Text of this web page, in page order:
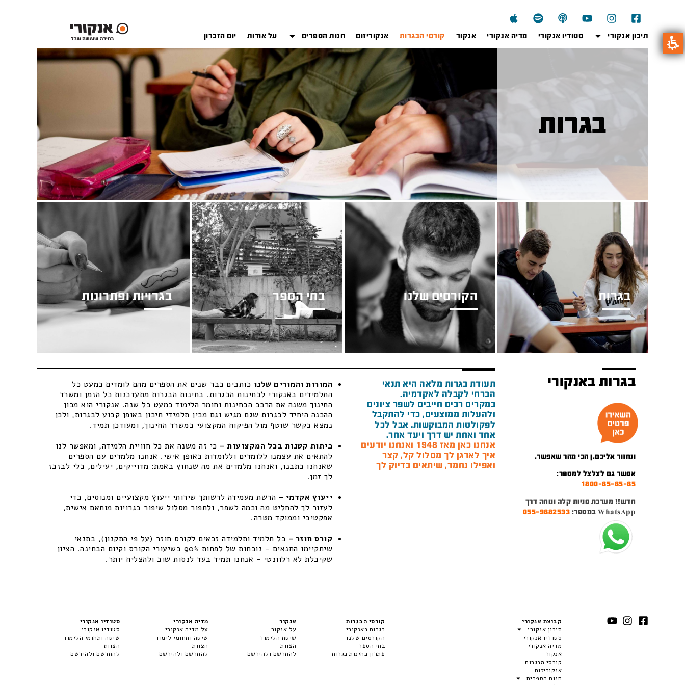
תיכון אנקורי סטודיו אנקורי מדיה אנקורי אנקור קורסי הבגרות אנקוריזום חנות הספרים על אודות יום הזכרון
בגרות
בגרות הקורסים שלנו בתי הספר בגרויות ופתרונות
בגרות באנקורי
ונחזור אליכם.ן הכי מהר שאפשר.
אפשר גם לצלצל למספר:
1800-85-85-85
חדש!! מערכת פניות קלה ונוחה דרך
WhatsApp במספר:
055-9882533
תעודת בגרות מלאה היא תנאי
הכרחי לקבלה לאקדמיה.
במקרים רבים חייבים לשפר ציונים
ולהעלות ממוצעים, כדי להתקבל
לפקולטות המבוקשות. אבל לכל
אחד ואחת יש דרך ויעד אחר.
אנחנו כאן מאז 1948 ואנחנו יודעים
איך לארגן לך מסלול קל, קצר
ואפילו נחמד, שיתאים בדיוק לך
המורות והמורים שלנו כותבים כבר שנים את הספרים מהם לומדים כמעט כל
התלמידים באנקורי לבחינות הבגרות. בחינות הבגרות מתעדכנות כל הזמן ומשרד
החינוך משנה את הרכב הבחינות וחומר הלימוד כמעט כל שנה. אנקורי הוא מכון
ההכנה היחיד לבגרות שגם מגיש וגם מכין תלמידי תיכון באופן קבוע לבגרות, ולכן
נמצא בקשר שוטף מול הפיקוח המקצועי במשרד החינוך, ומעודכן תמיד.
כיתות קטנות בכל המקצועות – כי זה משנה את כל חוויית הלמידה, ומאפשר לנו
להתאים את עצמנו ללומדים וללומדות באופן אישי. אנחנו מלמדים עם הספרים
שאנחנו כתבנו, ואנחנו מלמדים את מה שנחוץ באמת: מדוייקים, יעילים, בלי לבזבז
לך זמן.
ייעוץ אקדמי – הרשת מעמידה לרשותך שירותי ייעוץ מקצועיים ומנוסים, כדי
לעזור לך להחליט מה וכמה לשפר, ולתפור מסלול שיפור בגרויות מותאם אישית,
אפקטיבי וממוקד מטרה.
קורס חוזר – כל תלמיד ותלמידה זכאים לקורס חוזר (על פי התקנון), בתנאי
שיתקיימו התנאים – נוכחות של לפחות 90% בשיעורי הקורס וקיום הבחינה. הציון
שקיבלת לא רלוונטי – אנחנו תמיד בעד לנסות שוב ולהצליח יותר.
קבוצת אנקורי
תיכון אנקורי
סטודיו אנקורי
מדיה אנקורי
אנקור
קורסי הבגרות
אנקוריזום
חנות הספרים
קורסי הבגרות
בגרות באנקורי
הקורסים שלנו
בתי הספר
פתרון בחינות בגרות
אנקור
על אנקור
שיטת הלימוד
הצוות
להתרשם ולהירשם
מדיה אנקורי
על מדיה אנקורי
שיטה ותחומי לימוד
הצוות
להתרשם ולהירשם
סטודיו אנקורי
סטודיו אנקורי
שיטה ותחומי הלימוד
הצוות
להתרשם ולהירשם